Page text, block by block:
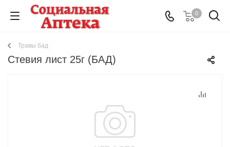
0
Травы бад
Стевия лист 25г (БАД)